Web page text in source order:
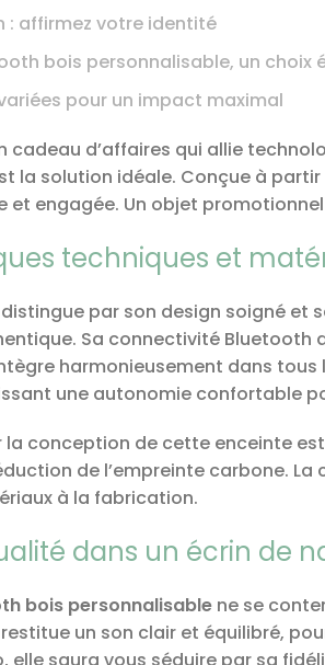
: affirmez votre identité
bois personnalisable, un choix
pour un impact maximal
cadeau d’affaires qui allie
la solution idéale. Conçue à
et engagée. Un objet
techniques et
par son design soigné et
Sa connectivité Bluetooth
harmonieusement dans
une autonomie confortable
la conception de cette enceinte
de l’empreinte carbone.
à la fabrication.
dans un écrin de
bois personnalisable ne se
un son clair et équilibré,